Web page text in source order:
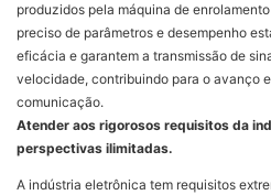
produzidos pela máquina de
preciso de parâmetros e desempenho
eficácia e garantem a transmissão de
velocidade, contribuindo para o avanço
comunicação.
Atender aos rigorosos requisitos da
perspectivas ilimitadas.
A indústria eletrônica tem requisitos